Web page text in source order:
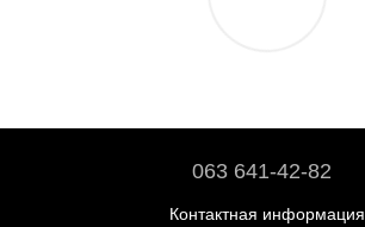
063 641-42-82
Контактная информация